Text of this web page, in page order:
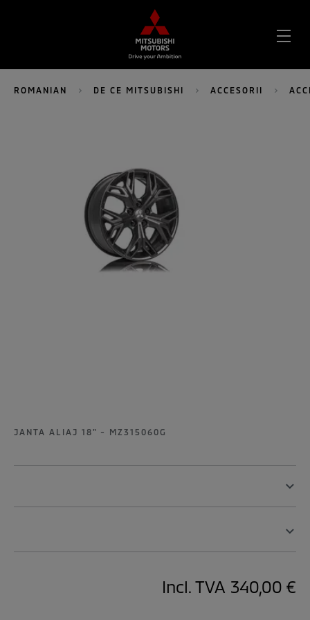
ROMANIAN DE CE MITSUBISHI ACCESORII
JANTA ALIAJ 18" - MZ315060G
Incl. TVA 340,00 €